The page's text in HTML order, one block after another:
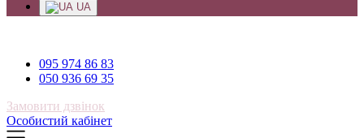
UA
095 974 86 83
050 936 69 35
Замовити дзвінок
Особистий кабінет